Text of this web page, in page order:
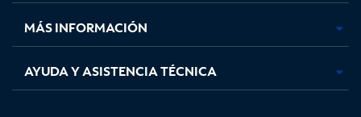
nuevanuevanuevanueva
MÁS INFORMACIÓN
AYUDA Y ASISTENCIA TÉCNICA